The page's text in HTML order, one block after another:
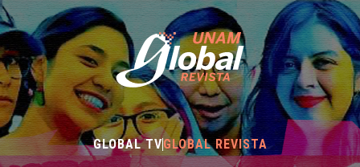
GLOBAL TVGLOBAL REVISTA